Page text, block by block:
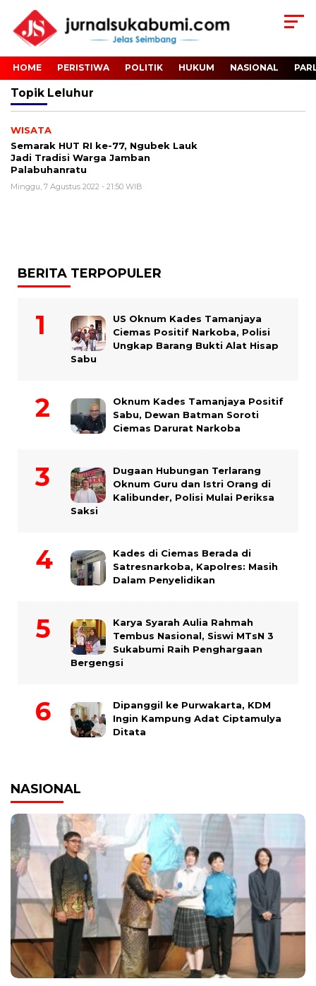
HOME PERISTIWA POLITIK HUKUM NASIONAL
Topik Leluhur
WISATA
Semarak HUT RI ke-77, Ngubek Lauk
Jadi Tradisi Warga Jamban
Palabuhanratu
Minggu, 7 Agustus 2022 - 21:50 WIB
BERITA TERPOPULER
US Oknum Kades Tamanjaya
Ciemas Positif Narkoba, Polisi
Ungkap Barang Bukti Alat Hisap
Sabu
Oknum Kades Tamanjaya Positif
Sabu, Dewan Batman Soroti
Ciemas Darurat Narkoba
Dugaan Hubungan Terlarang
Oknum Guru dan Istri Orang di
Kalibunder, Polisi Mulai Periksa
Saksi
Kades di Ciemas Berada di
Satresnarkoba, Kapolres: Masih
Dalam Penyelidikan
Karya Syarah Aulia Rahmah
Tembus Nasional, Siswi MTsN 3
Sukabumi Raih Penghargaan
Bergengsi
Dipanggil ke Purwakarta, KDM
Ingin Kampung Adat Ciptamulya
Ditata
NASIONAL